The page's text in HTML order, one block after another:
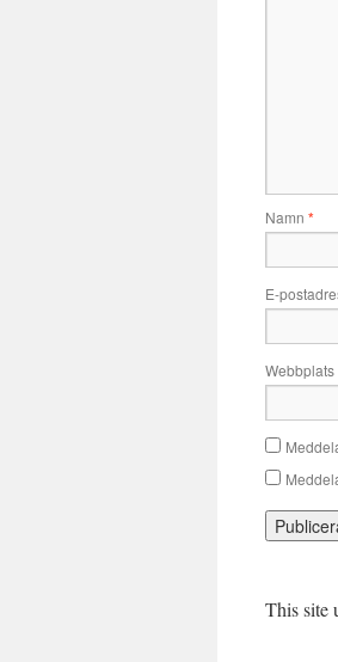
Namn *
E-
Webbplats
This site